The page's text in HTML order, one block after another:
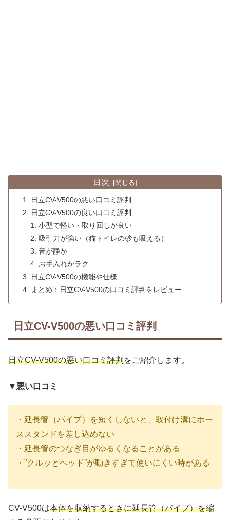
目次
日立CV-V500の悪い口コミ評判
日立CV-V500の良い口コミ評判
小型で軽い・取り回しが良い
吸引力が強い（猫トイレの砂も吸える）
音が静か
お手入れがラク
日立CV-V500の機能や仕様
まとめ：日立CV-V500の口コミ評判をレビュー
日立CV-V500の悪い口コミ評判
日立CV-V500の悪い口コミ評判をご紹介します。
▼悪い口コミ
・延長管（パイプ）を短くしないと、取付け溝にホー
ススタンドを差し込めない
・延長管のつなぎ目がゆるくなることがある
・”クルッとヘッド”が動きすぎて使いにくい時がある
CV-V500は本体を収納するときに延長管（パイプ）を縮